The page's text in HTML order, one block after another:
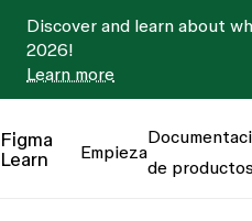
Discover and learn about
2026!
Learn more
Figma
Learn
Empieza
de